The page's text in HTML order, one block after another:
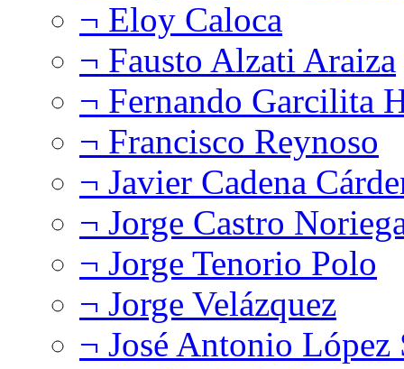
¬ Eloy Caloca
¬ Fausto Alzati Araiza
¬ Fernando Garcilita
¬ Francisco Reynoso
¬ Javier Cadena
¬ Jorge Castro
¬ Jorge Tenorio Polo
¬ Jorge Velázquez
¬ José Antonio López